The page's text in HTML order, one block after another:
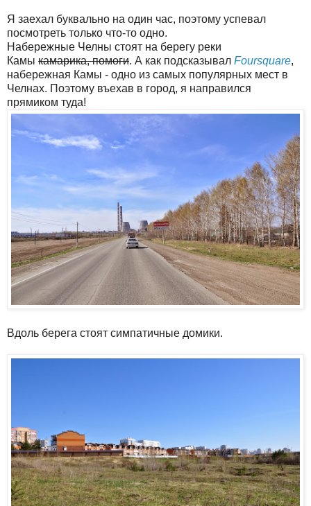
Я заехал буквально на один час, поэтому успевал
посмотреть только что-то одно.
Набережные Челны стоят на берегу реки
Камы камарика, помоги. А как подсказывал Foursquare,
набережная Камы - одно из самых популярных мест в
Челнах. Поэтому въехав в город, я направился
прямиком туда!
Вдоль берега стоят симпатичные домики.